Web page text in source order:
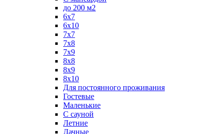
до 200 м2
6х7
6х10
7х7
7х8
7х9
8х8
8х9
8х10
Для постоянного проживания
Гостевые
Маленькие
С сауной
Летние
Дачные